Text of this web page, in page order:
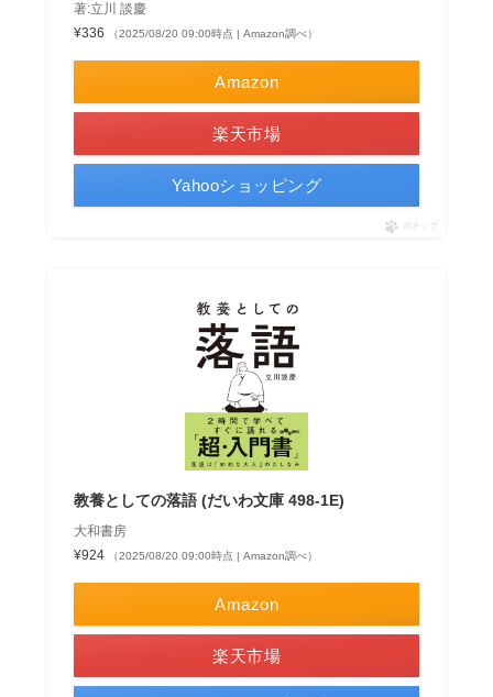
著:立川 談慶
¥336
（2025/08/20 09:00時点 | Amazon調べ）
Amazon
楽天市場
Yahooショッピング
ポチップ
教養としての落語 (だいわ文庫 498-1E)
大和書房
¥924
（2025/08/20 09:00時点 | Amazon調べ）
Amazon
楽天市場